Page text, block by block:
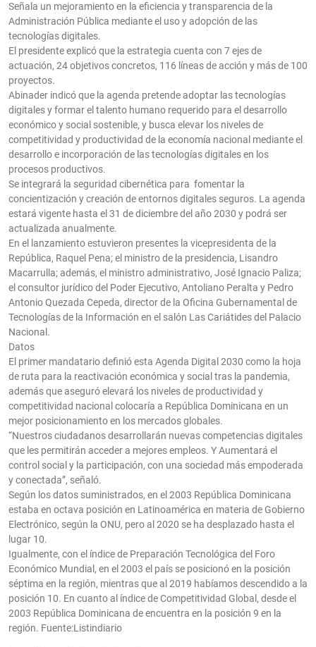
Señala un mejoramiento en la eficiencia y transparencia de la
Administración Pública mediante el uso y adopción de las
tecnologías digitales.
El presidente explicó que la estrategia cuenta con 7 ejes de
actuación, 24 objetivos concretos, 116 líneas de acción y más de 100
proyectos.
Abinader indicó que la agenda pretende adoptar las tecnologías
digitales y formar el talento humano requerido para el desarrollo
económico y social sostenible, y busca elevar los niveles de
competitividad y productividad de la economía nacional mediante el
desarrollo e incorporación de las tecnologías digitales en los
procesos productivos.
Se integrará la seguridad cibernética para fomentar la
concientización y creación de entornos digitales seguros. La agenda
estará vigente hasta el 31 de diciembre del año 2030 y podrá ser
actualizada anualmente.
En el lanzamiento estuvieron presentes la vicepresidenta de la
República, Raquel Pena; el ministro de la presidencia, Lisandro
Macarrulla; además, el ministro administrativo, José Ignacio Paliza;
el consultor jurídico del Poder Ejecutivo, Antoliano Peralta y Pedro
Antonio Quezada Cepeda, director de la Oficina Gubernamental de
Tecnologías de la Información en el salón Las Cariátides del Palacio
Nacional.
Datos
El primer mandatario definió esta Agenda Digital 2030 como la hoja
de ruta para la reactivación económica y social tras la pandemia,
además que aseguró elevará los niveles de productividad y
competitividad nacional colocaría a República Dominicana en un
mejor posicionamiento en los mercados globales.
“Nuestros ciudadanos desarrollarán nuevas competencias digitales
que les permitirán acceder a mejores empleos. Y Aumentará el
control social y la participación, con una sociedad más empoderada
y conectada”, señaló.
Según los datos suministrados, en el 2003 República Dominicana
estaba en octava posición en Latinoamérica en materia de Gobierno
Electrónico, según la ONU, pero al 2020 se ha desplazado hasta el
lugar 10.
Igualmente, con el índice de Preparación Tecnológica del Foro
Económico Mundial, en el 2003 el país se posicionó en la posición
séptima en la región, mientras que al 2019 habíamos descendido a la
posición 10. En cuanto al índice de Competitividad Global, desde el
2003 República Dominicana de encuentra en la posición 9 en la
región. Fuente:Listindiario